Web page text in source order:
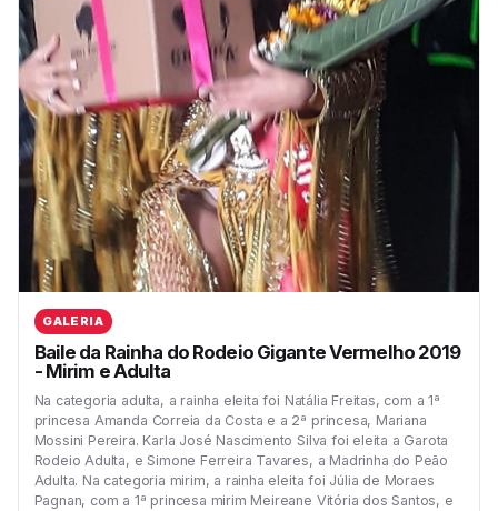
GALERIA
Baile da Rainha do Rodeio Gigante Vermelho 2019
- Mirim e Adulta
Na categoria adulta, a rainha eleita foi Natália Freitas, com a 1ª
princesa Amanda Correia da Costa e a 2ª princesa, Mariana
Mossini Pereira. Karla José Nascimento Silva foi eleita a Garota
Rodeio Adulta, e Simone Ferreira Tavares, a Madrinha do Peão
Adulta. Na categoria mirim, a rainha eleita foi Júlia de Moraes
Pagnan, com a 1ª princesa mirim Meireane Vitória dos Santos, e